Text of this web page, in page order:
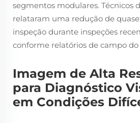
segmentos modulares. Técnicos
relataram uma redução de
inspeção durante inspeções
conforme relatórios de campo do
Imagem de Alta
para Diagnóstico
em Condições